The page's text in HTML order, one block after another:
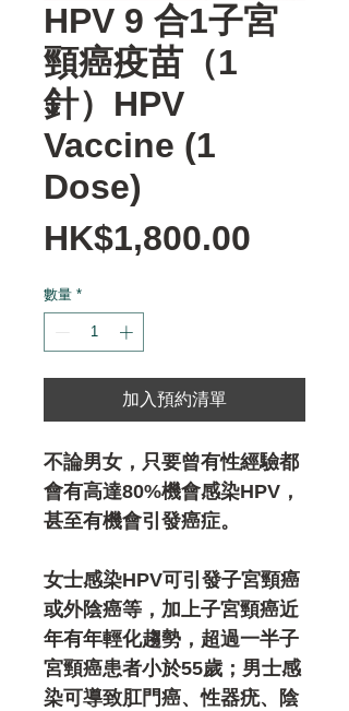
HPV 9 合1子宮
頸癌疫苗（1
針）HPV
Vaccine (1
Dose)
HK$1,800.00
數量 *
加入預約清單
不論男女，只要曾有性經驗都
會有高達80%機會感染HPV，
甚至有機會引發癌症。
女士感染HPV可引發子宮頸癌
或外陰癌等，加上子宮頸癌近
年有年輕化趨勢，超過一半子
宮頸癌患者小於55歲；男士感
染可導致肛門癌、性器疣、陰